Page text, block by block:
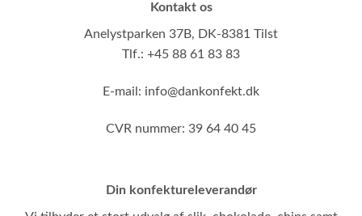
Kontakt os
Anelystparken 37B, DK-8381 Tilst
Tlf.: +45 88 61 83 83
E-mail: info@dankonfekt.dk
CVR nummer: 39 64 40 45
Din konfektureleverandør